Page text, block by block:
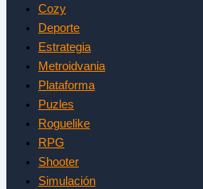
Cozy
Deporte
Estrategia
Metroidvania
Plataforma
Puzles
Roguelike
RPG
Shooter
Simulación